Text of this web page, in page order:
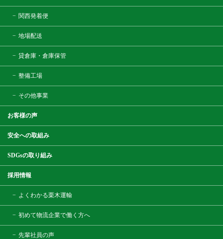
関西発着便
地場配送
貸倉庫・倉庫保管
整備工場
その他事業
お客様の声
安全への取組み
SDGsの取り組み
採用情報
よくわかる栗木運輸
初めて物流企業で働く方へ
先輩社員の声